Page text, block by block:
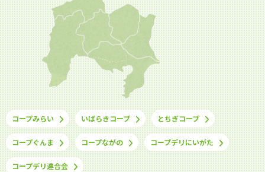
コープみらい いばらきコープ とちぎコープ
コープぐんま コープながの コープデリにいがた
コープデリ連合会